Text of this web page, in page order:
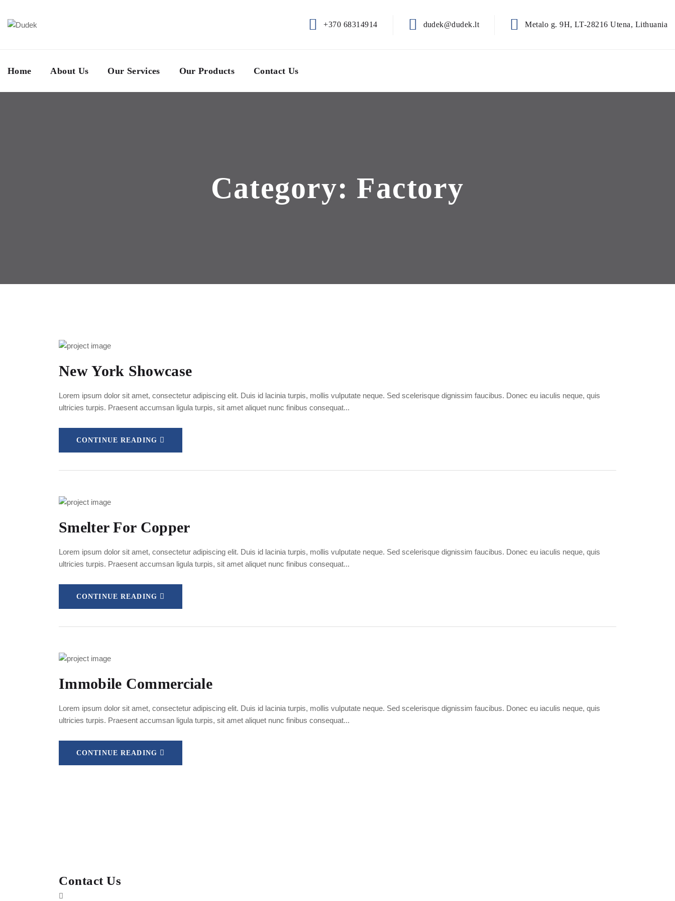
+370 68314914 dudek@dudek.lt Metalo g. 9H, LT-28216 Utena, Lithuania
Home About Us Our Services Our Products Contact Us
Category: Factory
New York Showcase
Lorem ipsum dolor sit amet, consectetur adipiscing elit. Duis id lacinia turpis, mollis vulputate neque. Sed scelerisque dignissim faucibus. Donec eu iaculis neque, quis
ultricies turpis. Praesent accumsan ligula turpis, sit amet aliquet nunc finibus consequat...
CONTINUE READING
Smelter For Copper
Lorem ipsum dolor sit amet, consectetur adipiscing elit. Duis id lacinia turpis, mollis vulputate neque. Sed scelerisque dignissim faucibus. Donec eu iaculis neque, quis
ultricies turpis. Praesent accumsan ligula turpis, sit amet aliquet nunc finibus consequat...
CONTINUE READING
Immobile Commerciale
Lorem ipsum dolor sit amet, consectetur adipiscing elit. Duis id lacinia turpis, mollis vulputate neque. Sed scelerisque dignissim faucibus. Donec eu iaculis neque, quis
ultricies turpis. Praesent accumsan ligula turpis, sit amet aliquet nunc finibus consequat...
CONTINUE READING
Contact Us